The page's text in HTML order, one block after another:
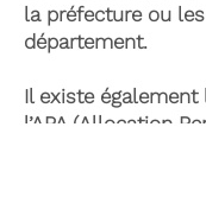
la préfecture ou
département.
Il existe également
l’APA (Allocation